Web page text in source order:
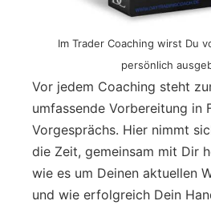
Im Trader Coaching wirst Du
persönlich
Vor jedem Coaching steht
umfassende Vorbereitung in
Vorgesprächs. Hier nimmt
die Zeit, gemeinsam mit Dir
wie es um Deinen aktuellen
und wie erfolgreich Dein